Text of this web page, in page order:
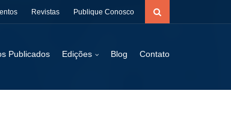
Revistas Publique Conosco
Publicados Edições Blog Contato